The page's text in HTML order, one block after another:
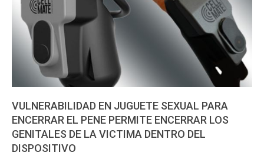
VULNERABILIDAD EN JUGUETE SEXUAL PARA
ENCERRAR EL PENE PERMITE ENCERRAR LOS
GENITALES DE LA VICTIMA DENTRO DEL
DISPOSITIVO